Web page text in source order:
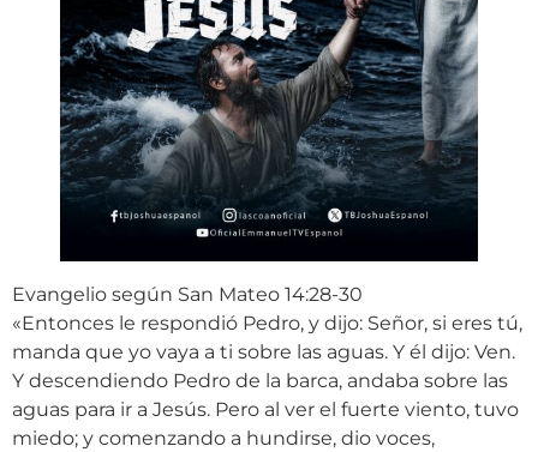
Evangelio según San Mateo 14:28-30
«Entonces le respondió Pedro, y dijo: Señor, si eres tú,
manda que yo vaya a ti sobre las aguas. Y él dijo: Ven.
Y descendiendo Pedro de la barca, andaba sobre las
aguas para ir a Jesús. Pero al ver el fuerte viento, tuvo
miedo; y comenzando a hundirse, dio voces,